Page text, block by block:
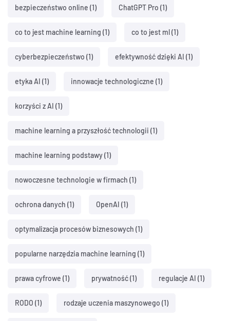
bezpieczeństwo online (1) ChatGPT Pro (1)
co to jest machine learning (1) co to jest ml(1)
cyberbezpieczeństwo (1) efektywność dzięki AI (1)
etyka AI (1) innowacje technologiczne (1)
korzyści z AI (1)
machine learning a przyszłość technologii (1)
machine learning podstawy(1)
nowoczesne technologie w firmach (1)
ochrona danych (1) OpenAI (1)
optymalizacja procesów biznesowych (1)
popularne narzędzia machine learning (1)
prawa cyfrowe (1) prywatność(1) regulacje AI (1)
RODO (1) rodzaje uczenia maszynowego (1)